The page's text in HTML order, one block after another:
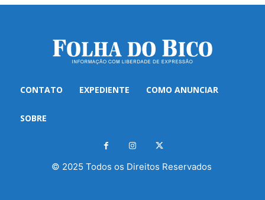
CONTATO EXPEDIENTE COMO ANUNCIAR
SOBRE
© 2025 Todos os Direitos Reservados